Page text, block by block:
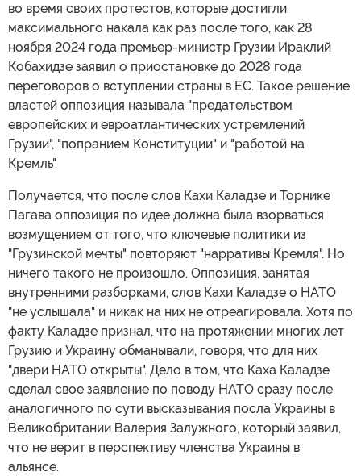
во время своих протестов, которые достигли
максимального накала как раз после того, как 28
ноября 2024 года премьер-министр Грузии Ираклий
Кобахидзе заявил о приостановке до 2028 года
переговоров о вступлении страны в ЕС. Такое решение
властей оппозиция называла "предательством
европейских и евроатлантических устремлений
Грузии", "попранием Конституции" и "работой на
Кремль".
Получается, что после слов Кахи Каладзе и Торнике
Пагава оппозиция по идее должна была взорваться
возмущением от того, что ключевые политики из
"Грузинской мечты" повторяют "нарративы Кремля". Но
ничего такого не произошло. Оппозиция, занятая
внутренними разборками, слов Кахи Каладзе о НАТО
"не услышала" и никак на них не отреагировала. Хотя по
факту Каладзе признал, что на протяжении многих лет
Грузию и Украину обманывали, говоря, что для них
"двери НАТО открыты". Дело в том, что Каха Каладзе
сделал свое заявление по поводу НАТО сразу после
аналогичного по сути высказывания посла Украины в
Великобритании Валерия Залужного, который заявил,
что не верит в перспективу членства Украины в
альянсе.